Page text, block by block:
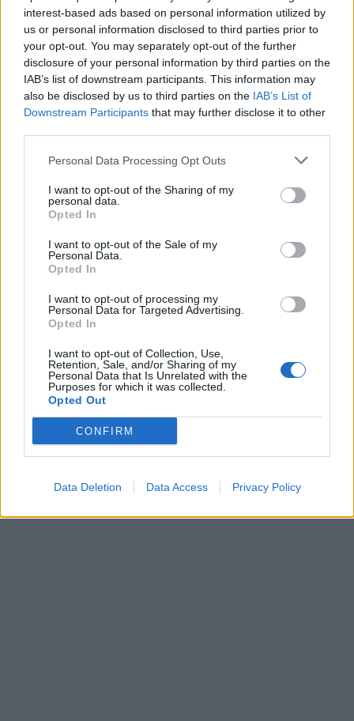
interest-based ads based on personal information utilized by
us or personal information disclosed to third parties prior to
your opt-out. You may separately opt-out of the further
disclosure of your personal information by third parties on the
IAB’s list of downstream participants. This information may
also be disclosed by us to third parties on the IAB’s List of
Downstream Participants that may further disclose it to other
Personal Data Processing Opt Outs
I want to opt-out of the Sharing of my
personal data.
Opted In
I want to opt-out of the Sale of my
Personal Data.
Opted In
I want to opt-out of processing my
Personal Data for Targeted Advertising.
Opted In
I want to opt-out of Collection, Use,
Retention, Sale, and/or Sharing of my
Personal Data that Is Unrelated with the
Purposes for which it was collected.
Opted Out
CONFIRM
Data Deletion Data Access Privacy Policy
In evidenza